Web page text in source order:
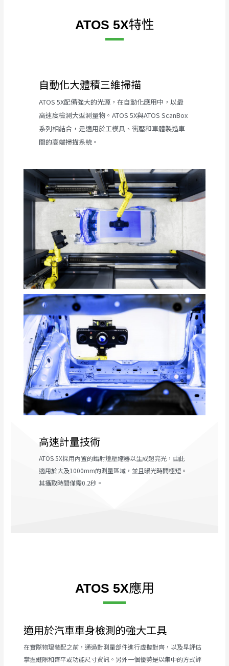
ATOS 5X特性
自動化大體積三維掃描
ATOS 5X配備強大的光源，在自動化應用中，以最
高速度檢測大型測量物。ATOS 5X與ATOS ScanBox
系列相結合，是適用於工模具、衝壓和車體製造車
間的高端掃描系統。
高速計量技術
ATOS 5X採用內置的鐳射燈壓縮器以生成超亮光，由此
適用於大及1000mm的測量區域，並且曝光時間極短。
其攝取時間僅需0.2秒。
ATOS 5X應用
適用於汽車車身檢測的強大工具
在實際物理裝配之前，通過對測量部件進行虛擬對齊，以及早評估
掌握縫隙和齊平或功能尺寸資訊。另外一個優勢是以集中的方式評